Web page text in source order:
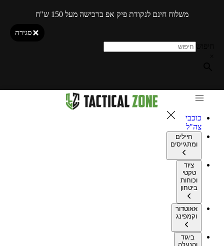
משלוח חינם לנקודת פיק אפ ברכישה מעל 150 ש"ח
סגירה
כוכבי
צה"ל
חיילים
ומתגייסים
ציוד
טקטי
וכוחות
ביטחון
אאוטדור
וקמפינג
ביגוד